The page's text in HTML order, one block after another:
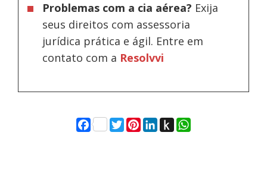
Problemas com a cia aérea? Exija
seus direitos com assessoria
jurídica prática e ágil. Entre em
contato com a Resolvvi
Facebook
Twitter
Pinterest
LinkedIn
Push
to
WhatsApp